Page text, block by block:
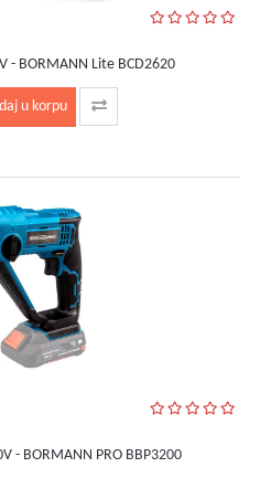
- BORMANN Lite BCD2620
u korpu
- BORMANN PRO BBP3200